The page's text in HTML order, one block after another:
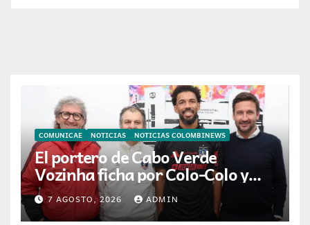
COMUNICAE NOTICIAS NOTICIAS COLOMBINEWS
El portero de Cabo Verde
Vozinha ficha por Colo-Colo y
JETOUR respalda su nueva
etapa
7 AGOSTO, 2026 ADMIN